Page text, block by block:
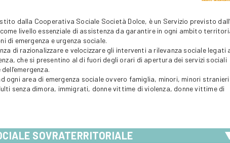
dalla Cooperativa Sociale Società Dolce, è un Servizio previsto
livello essenziale di assistenza da garantire in ogni ambito
di emergenza e urgenza sociale.
di razionalizzare e velocizzare gli interventi a rilevanza sociale legati
che si presentino al di fuori degli orari di apertura dei servizi sociali
ogni area di emergenza sociale ovvero famiglia, minori, minori stranieri
senza dimora, immigrati, donne vittime di violenza, donne vittime di
SOVRATERRITORIALE